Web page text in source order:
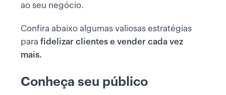
ao seu negócio.
Confira abaixo algumas valiosas estratégias
para fidelizar clientes e vender cada vez
mais.
Conheça seu público